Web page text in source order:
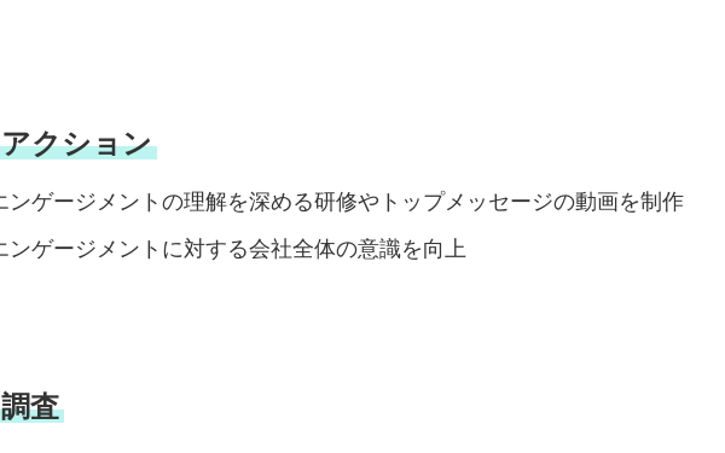
クション
ンゲージメントの理解を深める研修やトップメッセージの動画を制作
ンゲージメントに対する会社全体の意識を向上
査